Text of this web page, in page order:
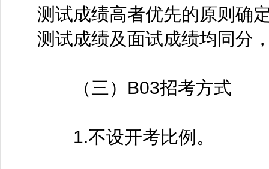
测试成绩高者优先的原则确
测试成绩及面试成绩均同分
（三）B03招考方式
1.不设开考比例。